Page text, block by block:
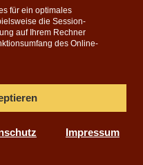
für ein optimales
die Session-
auf Ihrem Rechner
des Online-
Impressum